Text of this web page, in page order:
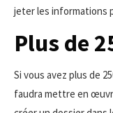
jeter les informations
Plus de
Si vous avez plus de
faudra mettre en